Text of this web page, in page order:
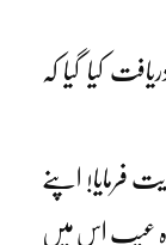
کیا گیا کہ
فرمایا! اپنے
وہ عیب اس میں